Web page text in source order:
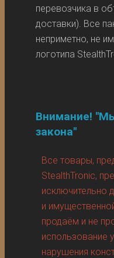
перевозчика в
доставки). Все
неприметно, не
логотипа
Внимание!
закона"
Все товары,
StealthTronic,
исключительно
и
продаём и не
использование
нарушения